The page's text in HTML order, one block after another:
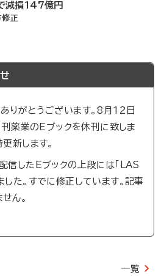
減損147億円
修正
りがとうございます。8月12日
刊薬業のEブックを休刊に致しま
新します。
したEブックの上段には「LAS
した。すでに修正しています。記事
ん。
一覧